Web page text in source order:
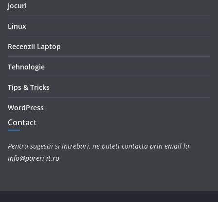
Jocuri
Linux
Recenzii Laptop
Tehnologie
Tips & Tricks
WordPress
Contact
Pentru sugestii si intrebari, ne puteti contacta prin email la
info@pareri-it.ro